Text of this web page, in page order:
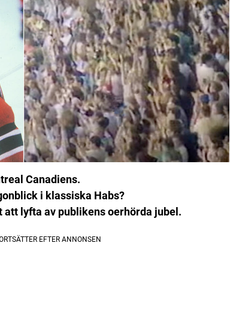
Canadiens.
i klassiska Habs?
lyfta av publikens oerhörda jubel.